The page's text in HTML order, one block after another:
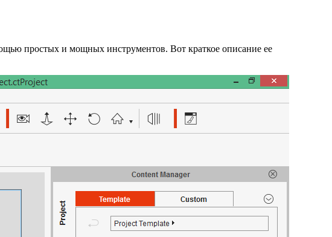
простых и мощных инструментов. Вот краткое описание ее